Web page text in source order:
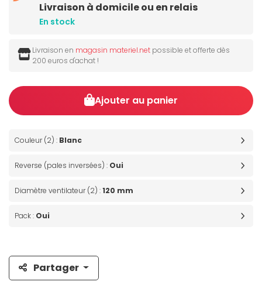
Livraison à domicile ou en relais
En stock
Livraison en magasin materiel.net possible et offerte dès
200 euros d'achat !
Ajouter au panier
Couleur (2) : Blanc
Reverse (pales inversées) : Oui
Diamètre ventilateur (2) :120 mm
Pack : Oui
Partager